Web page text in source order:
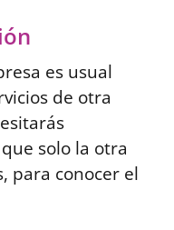
es usual
de otra
solo la otra
para conocer el